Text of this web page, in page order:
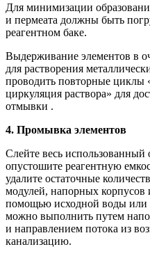
Для минимизации
и пермеата должны быть
реагентном баке.
Выдерживание элементов в
для растворения
проводить повторные циклы
циркуляция раствора» для
отмывки .
4. Промывка элементов
Слейте весь
опустошите реагентную
удалите остаточные
модулей, напорных корпусов
помощью исходной воды или
можно выполнить путем
и направлением потока из
канализацию.